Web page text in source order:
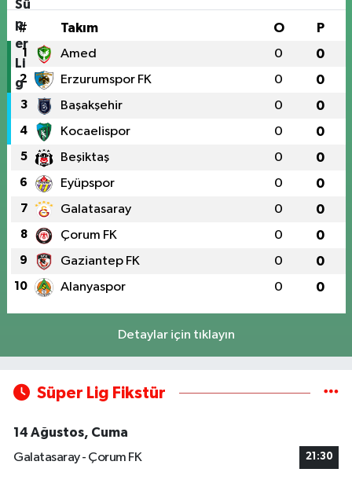
# Takım O P
1 Amed 0 0
2 Erzurumspor FK 0 0
3 Başakşehir 0 0
4 Kocaelispor 0 0
5 Beşiktaş 0 0
6 Eyüpspor 0 0
7 Galatasaray 0 0
8 Çorum FK 0 0
9 Gaziantep FK 0 0
10 Alanyaspor 0 0
Detaylar için tıklayın
Süper Lig Fikstür
14 Ağustos, Cuma
Galatasaray - Çorum FK
21:30